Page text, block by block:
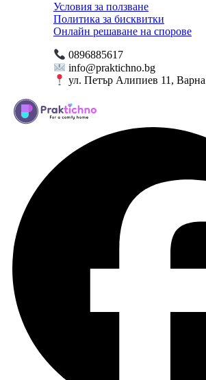
Условия за ползване
Политика за бисквитки
Онлайн решаване на спорове
0896885617
info@praktichno.bg
ул. Петър Алипиев 11, Варна